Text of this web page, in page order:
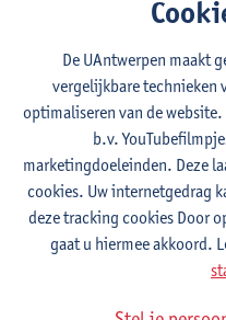
Domein 3.
Accountancy
1E/2E
6studiepunten
Lesgever(s):
Tom Van
Domein 6.
Beschrijvende statistiek
2E SEM
3studiepunten
Stephan
De UAntwerpen maakt
vergelijkbare technieken
optimaliseren van de
b.v.
marketingdoeleinden. Deze
cookies. Uw internetgedrag
deze tracking cookies Door
gaat u hiermee akkoord.